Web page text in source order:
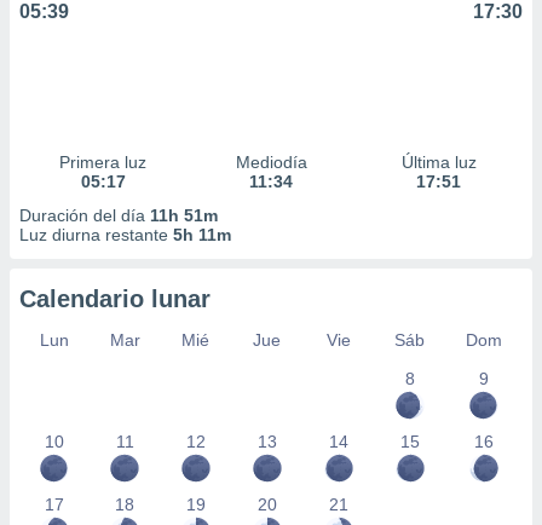
05:39 17:30
Primera luz
05:17
Mediodía
11:34
Última luz
17:51
Duración del día 11h 51m
Luz diurna restante 5h 11m
Calendario lunar
Lun Mar Mié Jue Vie Sáb
Dom
8
9
10 11 12 13 14 15 16
17 18 19 20 21